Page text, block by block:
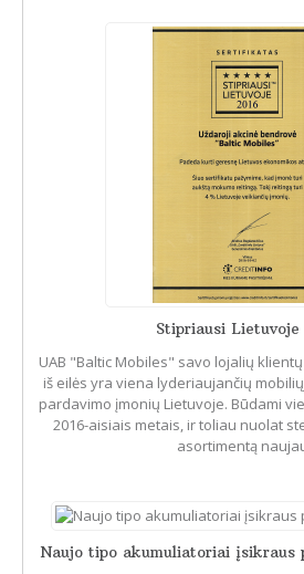
Stipriausi Lietuvoje
UAB "Baltic Mobiles" savo lojalių
iš eilės yra viena lyderiaujančių
pardavimo įmonių Lietuvoje. Būdami
2016-aisiais metais, ir toliau nuolat
asortimentą
Naujo tipo akumuliatoriai įsikraus